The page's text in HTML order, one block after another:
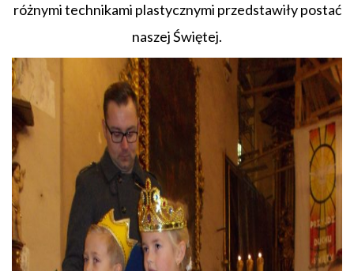
różnymi technikami plastycznymi przedstawiły postać
naszej Świętej.